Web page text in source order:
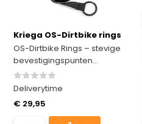
Kriega OS-Dirtbike rings
OS-Dirtbike Rings – stevige
bevestigingspunten...
Deliverytime
€ 29,95